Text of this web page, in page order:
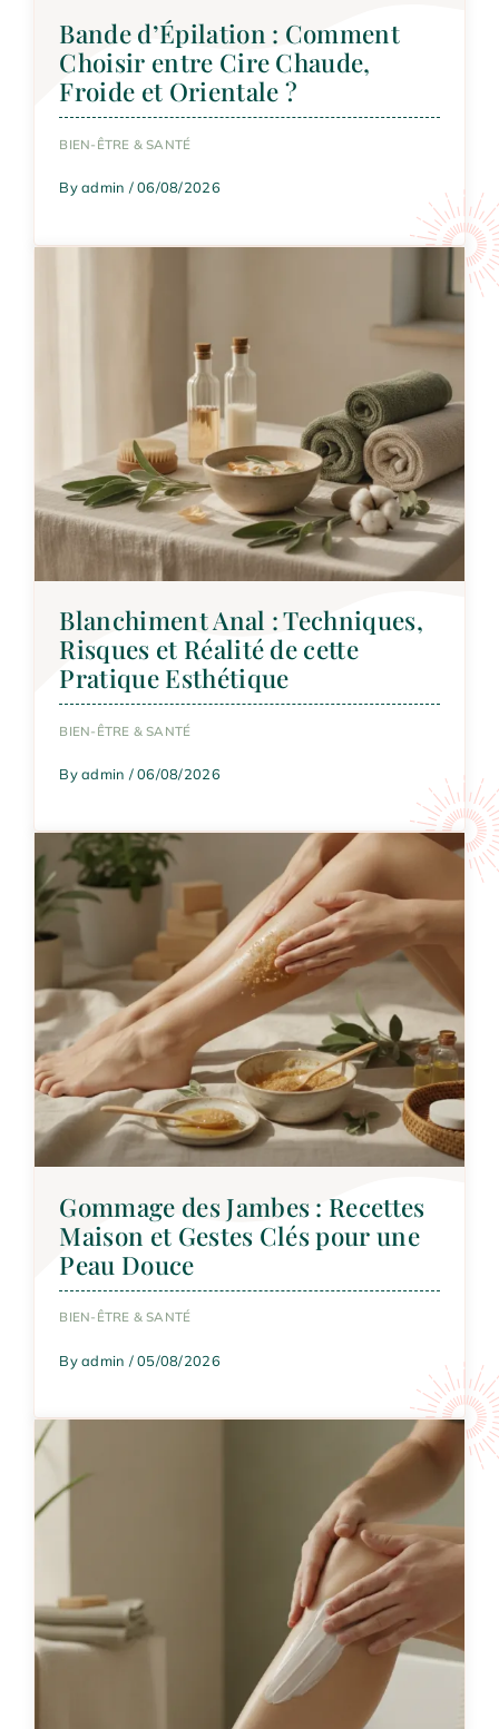
Bande d’Épilation : Comment
Choisir entre Cire Chaude,
Froide et Orientale ?
BIEN-ÊTRE & SANTÉ
By admin / 06/08/2026
Blanchiment Anal : Techniques,
Risques et Réalité de cette
Pratique Esthétique
BIEN-ÊTRE & SANTÉ
By admin / 06/08/2026
Gommage des Jambes : Recettes
Maison et Gestes Clés pour une
Peau Douce
BIEN-ÊTRE & SANTÉ
By admin / 05/08/2026